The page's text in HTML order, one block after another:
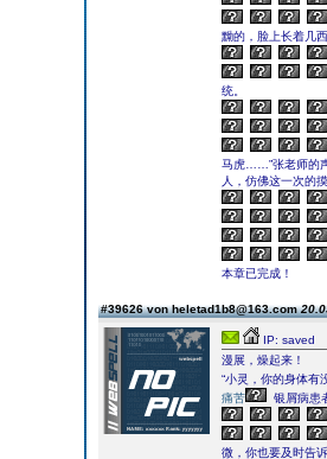
黝的，脸上长着几
统。
马虎……”张老师的
人，仿佛这一次的
本章已完成！
#39626 von heletad1b8@163.com
IP: saved
漫展，燥起来！
“小灵，你的身体有
痛苦
银屑病患
微，你也要及时告